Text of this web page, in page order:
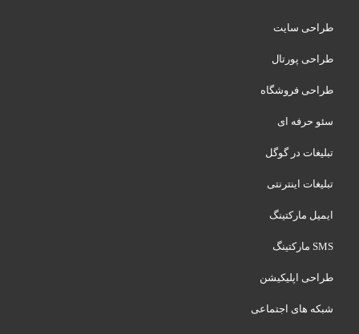
طراحی سایت
طراحی پورتال
طراحی فروشگاه
سئو حرفه ای
تبلیغات در گوگل
تبلیغات اینترنتی
ایمیل مارکتینگ
SMS مارکتینگ
طراحی اپلیکیشن
شبکه های اجتماعی